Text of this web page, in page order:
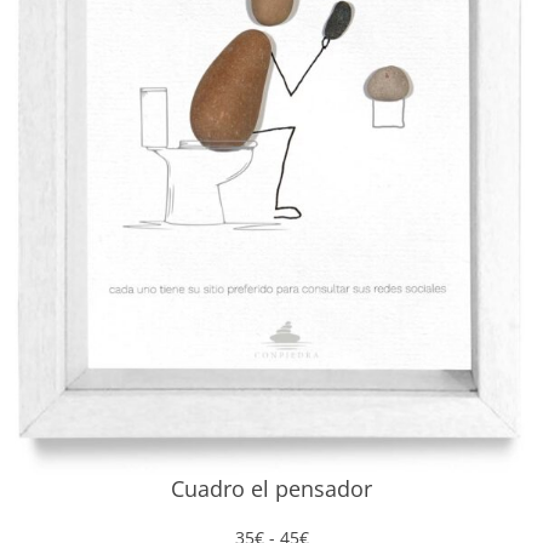
Cuadro el pensador
35€ - 45€Rango